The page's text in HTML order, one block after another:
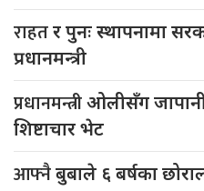
राहतर पुनः स्थापनामा
प्रधानमन्त्री
प्रधानमन्त्रीओलीसँग
शिष्टाचार भेट
आफ्नैबुबाले ६ बर्षका